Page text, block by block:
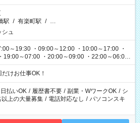
駅 / 有楽町駅 / …
シュ
～19:30 ・09:00～12:00 ・10:00～17:00 ・
19:00～07:00 ・20:00～09:00 ・22:00～06:00
は けお仕事OK！
日払いOK / 履歴書不要 / 副業・WワークOK / シ
以上の大量募集 / 電話対応なし / パソコンスキ